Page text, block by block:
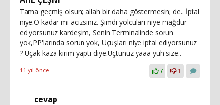
Tama geçmiş olsun; allah bir daha göstermesin; de.. İptal
niye.O kadar mı acizsiniz. Şimdi yolcuları niye mağdur
ediyorsunuz kardeşim, Senin Terminalinde sorun
yok,PP'larında sorun yok, Uçuşları niye iptal ediyorsunuz
? Uçak kaza kırım yaptı diye.Uçtunuz yaaa yuh size..
11 yıl önce 7 1
cevap